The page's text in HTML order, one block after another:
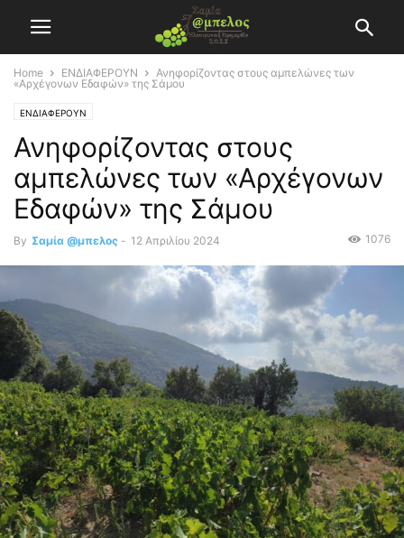
Home ΕΝΔΙΑΦΕΡΟΥΝ
Ανηφορίζοντας στους αμπελώνες των
«Αρχέγονων Εδαφών» της Σάμου
ΕΝΔΙΑΦΕΡΟΥΝ
Ανηφορίζοντας στους
αμπελώνες των «Αρχέγονων
Εδαφών» της Σάμου
By Σαμία @μπελος - 12 Απριλίου 2024 1076